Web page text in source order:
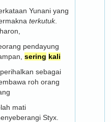
Yunani yang
terkutuk.
pendayung
sering kali
sebagai
roh orang
mati
Styx.